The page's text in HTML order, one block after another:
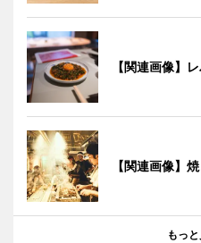
【関連画像】
【関連画像】
もっ